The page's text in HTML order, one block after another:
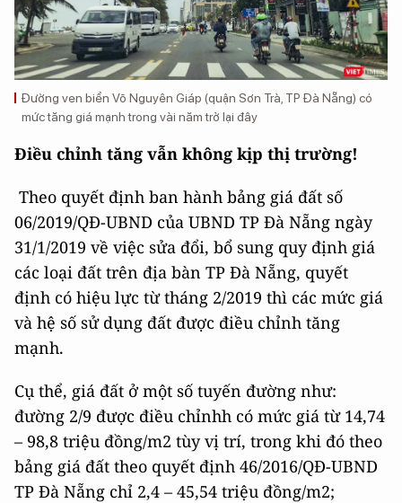
Đường ven biển Võ Nguyên Giáp (quận Sơn Trà, TP Đà Nẵng) có
mức tăng giá mạnh trong vài năm trở lại đây
Điều chỉnh tăng vẫn không kịp thị trường!
Theo quyết định ban hành bảng giá đất số
06/2019/QĐ-UBND của UBND TP Đà Nẵng ngày
31/1/2019 về việc sửa đổi, bổ sung quy định giá
các loại đất trên địa bàn TP Đà Nẵng, quyết
định có hiệu lực từ tháng 2/2019 thì các mức giá
và hệ số sử dụng đất được điều chỉnh tăng
mạnh.
Cụ thể, giá đất ở một số tuyến đường như:
đường 2/9 được điều chỉnhh có mức giá từ 14,74
– 98,8 triệu đồng/m2 tùy vị trí, trong khi đó theo
bảng giá đất theo quyết định 46/2016/QĐ-UBND
TP Đà Nẵng chỉ 2,4 – 45,54 triệu đồng/m2;